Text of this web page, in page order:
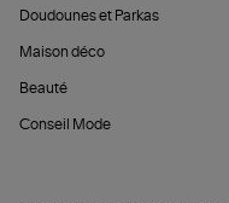
Doudounes et Parkas
Maison déco
Beauté
Conseil Mode